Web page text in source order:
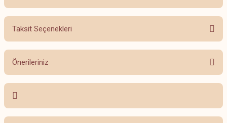
Bu ürüne ilk yorumu siz yapın!
Ürün hakkında henüz soru sorulmamış.
Taksit Seçenekleri
Önerileriniz
Bu ürünün fiyat bilgisi, resim, ürün açıklamalarında ve diğer konularda
yetersiz gördüğünüz noktaları öneri formunu kullanarak tarafımıza
iletebilirsiniz.